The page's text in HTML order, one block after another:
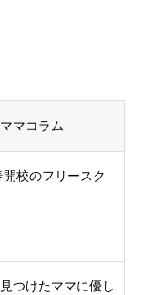
ママコラム
開校のフリースク
つけたママに優し